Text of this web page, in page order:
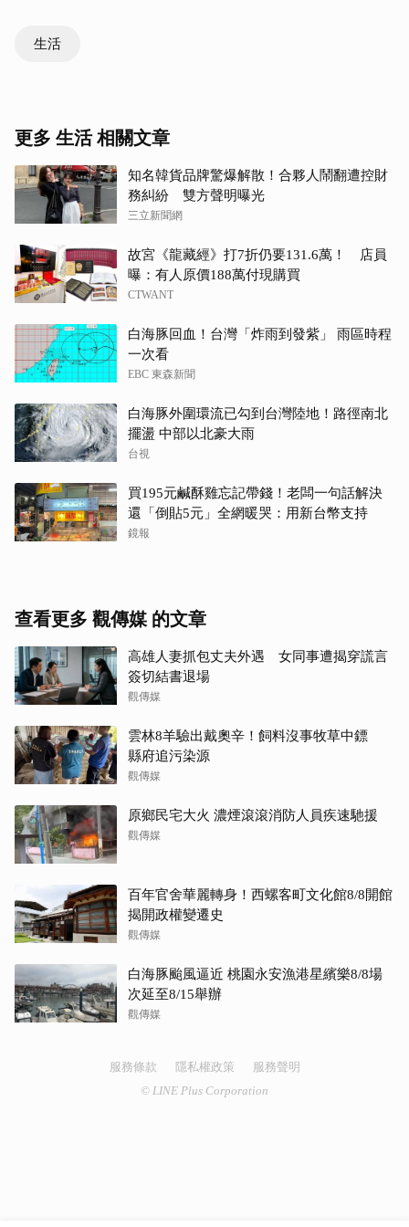
生活
更多 生活 相關文章
知名韓貨品牌驚爆解散！合夥人鬧翻遭控財
務糾紛 雙方聲明曝光
三立新聞網
故宮《龍藏經》打7折仍要131.6萬！ 店員
曝：有人原價188萬付現購買
CTWANT
白海豚回血！台灣「炸雨到發紫」 雨區時程
一次看
EBC 東森新聞
白海豚外圍環流已勾到台灣陸地！路徑南北
擺盪 中部以北豪大雨
台視
買195元鹹酥雞忘記帶錢！老闆一句話解決
還「倒貼5元」全網暖哭：用新台幣支持
鏡報
查看更多 觀傳媒 的文章
高雄人妻抓包丈夫外遇 女同事遭揭穿謊言
簽切結書退場
觀傳媒
雲林8羊驗出戴奧辛！飼料沒事牧草中鏢
縣府追污染源
觀傳媒
原鄉民宅大火 濃煙滾滾消防人員疾速馳援
觀傳媒
百年官舍華麗轉身！西螺客町文化館8/8開館
揭開政權變遷史
觀傳媒
白海豚颱風逼近 桃園永安漁港星繽樂8/8場
次延至8/15舉辦
觀傳媒
服務條款 隱私權政策
服務聲明
© LINE Plus Corporation